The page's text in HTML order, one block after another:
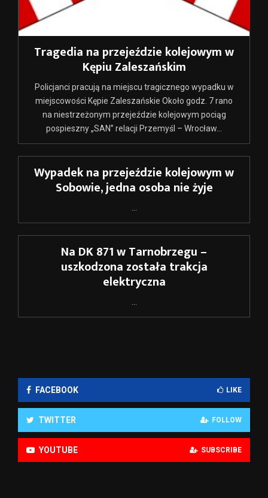
Tragedia na przejeździe kolejowym w
Kępiu Zaleszańskim
Policjanci pracują na miejscu tragicznego wypadku w
miejscowości Kępie Zaleszańskie Około godz. 7 rano
na niestrzeżonym przejeździe kolejowym pociąg
pospieszny „SAN” relacji Przemyśl – Wrocław...
Wypadek na przejeździe kolejowym w
Sobowie, jedna osoba nie żyje
Na DK 871 w Tarnobrzegu –
uszkodzona została trakcja
elektryczna
FACEBOOK LIKE
TWITTER FOLLOW
YOUTUBE SUBSCRIBE